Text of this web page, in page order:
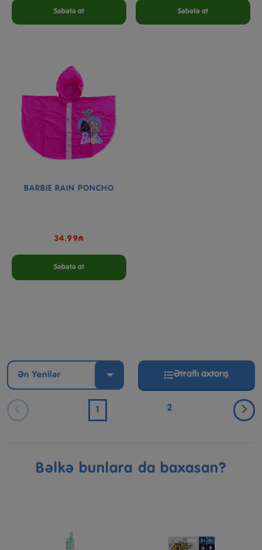
Səbətə at Səbətə at
BARBIE RAIN PONCHO
34.99₼
Səbətə at
Ən Yenilər Ətraflı axtarış
1 2
Bəlkə bunlara da baxasan?